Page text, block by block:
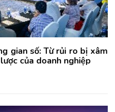
gian số: Từ rủi ro bị xâm
của doanh nghiệp